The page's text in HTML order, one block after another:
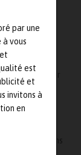
par une
vous
est
et
invitons à
en
Une
les temps
tels
ou les
organiser
de
une
dans